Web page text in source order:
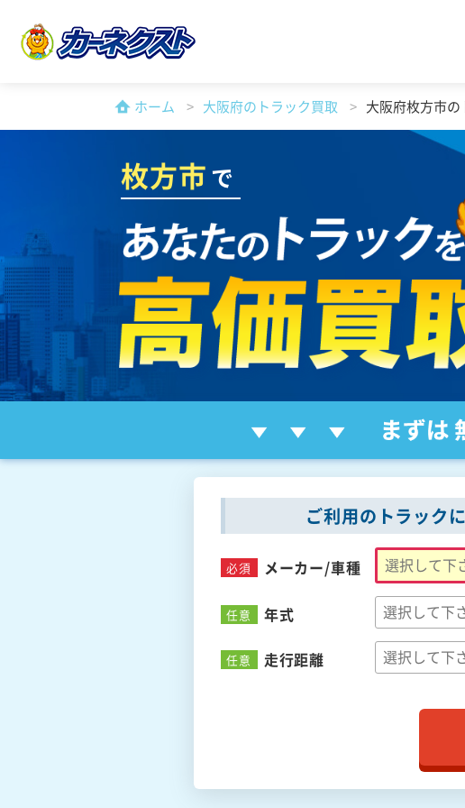
ホーム 大阪府のトラック買取 大阪府枚方市
枚方市で
ご利用のトラック
必須 メーカー/車種
任意 年式
任意 走行距離